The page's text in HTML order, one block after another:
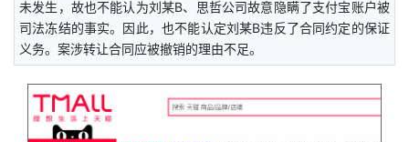
未发生，故也不能认为刘某B、思哲公司故意隐瞒了支付宝账户被
司法冻结的事实。因此，也不能认定刘某B违反了合同约定的保证
义务。案涉转让合同应被撤销的理由不足。